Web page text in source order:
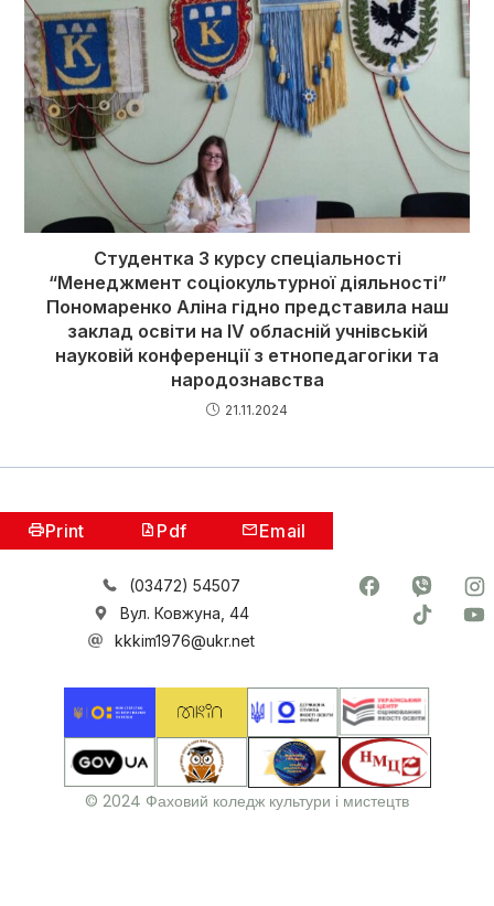
Cтудентка 3 курсу спеціальності
“Менеджмент соціокультурної діяльності”
Пономаренко Аліна гідно представила наш
заклад освіти на IV обласній учнівській
науковій конференції з етнопедагогіки та
народознавства
21.11.2024
Print Pdf Email
(03472) 54507
Вул. Ковжуна, 44
kkkim1976@ukr.net
© 2024 Фаховий коледж культури і мистецтв